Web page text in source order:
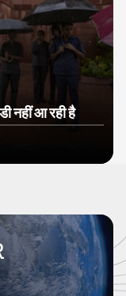
नहीं आ रही है